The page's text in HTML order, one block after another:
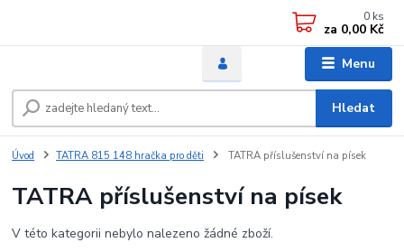
Menu
Hledat
0 ks
za 0,00 Kč
Úvod TATRA 815 148 hračka pro děti TATRA příslušenství na písek
TATRA příslušenství na písek
V této kategorii nebylo nalezeno žádné zboží.